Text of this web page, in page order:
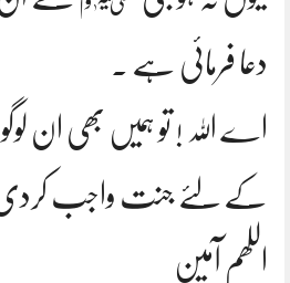
دعا فرمائی ہے ۔
اے اللہ ! تو ہمیں بھی ان
کے لئے جنت واجب
اللھم آمین